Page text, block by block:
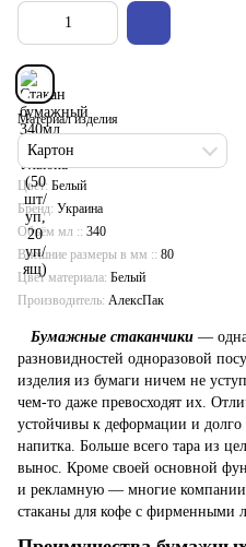
Бумажные стаканчики —
разновидностей одноразовой
изделия из бумаги ничем не
чем-то даже превосходят их.
устойчивы к деформации и долго
напитка. Больше всего тара из
вынос. Кроме своей основной
и рекламную — многие компании
стаканы для кофе с фирменными
Материал изделия
Картон
Цвет Белый
Бренд Украина
Объём мл : 340
Внешние размеры в мм : 80
Цвет материала Белый
Производитель АлексПак